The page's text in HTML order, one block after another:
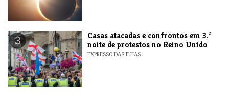
3
Casas atacadas e confrontos em 3.ª
noite de protestos no Reino Unido
EXPRESSO DAS ILHAS